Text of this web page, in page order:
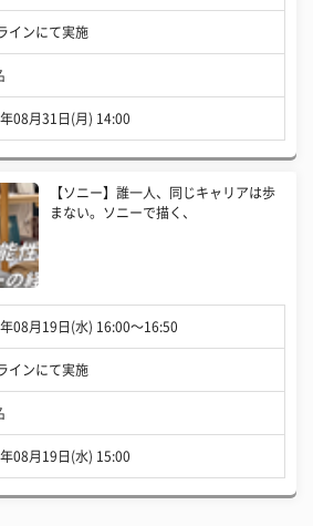
インにて実施
08月31日(月) 14:00
【ソニー】誰一人、同じキャリアは歩
まない。ソニーで描く、
08月19日(水) 16:00〜16:50
インにて実施
08月19日(水) 15:00